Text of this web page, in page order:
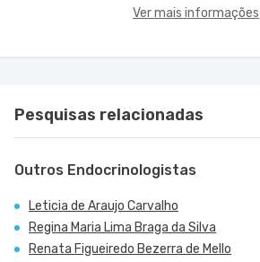
Ver mais informações
Pesquisas relacionadas
Outros Endocrinologistas
Leticia de Araujo Carvalho
Regina Maria Lima Braga da Silva
Renata Figueiredo Bezerra de Mello